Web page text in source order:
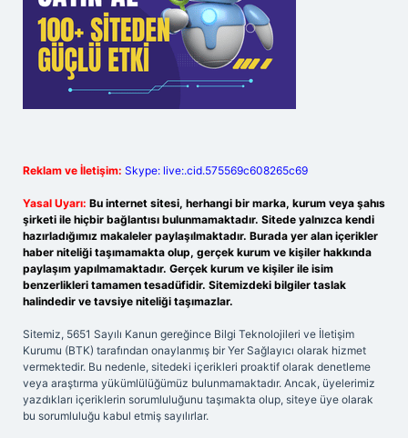
Reklam ve İletişim: Skype: live:.cid.575569c608265c69
Yasal Uyarı: Bu internet sitesi, herhangi bir marka, kurum veya şahıs
şirketi ile hiçbir bağlantısı bulunmamaktadır. Sitede yalnızca kendi
hazırladığımız makaleler paylaşılmaktadır. Burada yer alan içerikler
haber niteliği taşımamakta olup, gerçek kurum ve kişiler hakkında
paylaşım yapılmamaktadır. Gerçek kurum ve kişiler ile isim
benzerlikleri tamamen tesadüfidir. Sitemizdeki bilgiler taslak
halindedir ve tavsiye niteliği taşımazlar.
Sitemiz, 5651 Sayılı Kanun gereğince Bilgi Teknolojileri ve İletişim
Kurumu (BTK) tarafından onaylanmış bir Yer Sağlayıcı olarak hizmet
vermektedir. Bu nedenle, sitedeki içerikleri proaktif olarak denetleme
veya araştırma yükümlülüğümüz bulunmamaktadır. Ancak, üyelerimiz
yazdıkları içeriklerin sorumluluğunu taşımakta olup, siteye üye olarak
bu sorumluluğu kabul etmiş sayılırlar.